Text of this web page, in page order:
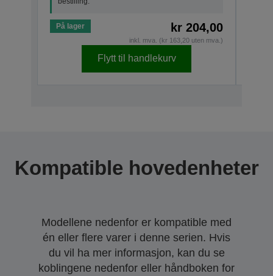
På lager kr 204,00
inkl. mva. (kr 163,20 uten mva.)
Flytt til handlekurv
Kompatible hovedenheter
Modellene nedenfor er kompatible med
én eller flere varer i denne serien. Hvis
du vil ha mer informasjon, kan du se
koblingene nedenfor eller håndboken for